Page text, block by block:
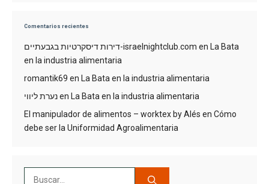
Comentarios recientes
דירות דיסקרטיות בגבעתיים-israelnightclub.com en La Bata
en la industria alimentaria
romantik69 en La Bata en la industria alimentaria
נערת ליוויen La Bata en la industria alimentaria
El manipulador de alimentos – worktex by Alés en Cómo
debe ser la Uniformidad Agroalimentaria